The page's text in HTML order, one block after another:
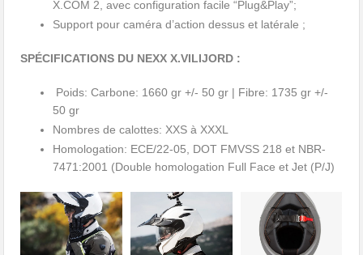
X.COM 2, avec configuration facile “Plug&Play”;
Support pour caméra d’action dessus et latérale ;
SPÉCIFICATIONS DU NEXX X.VILIJORD :
Poids: Carbone: 1660 gr +/- 50 gr | Fibre: 1735 gr +/-
50 gr
Nombres de calottes: XXS à XXXL
Homologation: ECE/22-05, DOT FMVSS 218 et NBR-
7471:2001 (Double homologation Full Face et Jet (P/J)